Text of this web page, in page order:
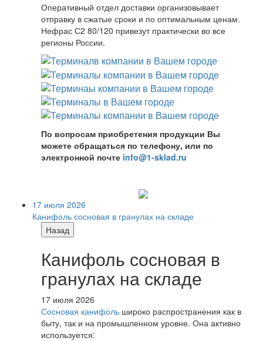
Оперативный отдел доставки организовывает
отправку в сжатые сроки и по оптимальным ценам.
Нефрас С2 80/120 привезут практически во все
регионы России.
По вопросам приобретения продукции Вы
можете обращаться по телефону, или по
электронной почте info@1-sklad.ru
17 июля 2026
Канифоль сосновая в гранулах на складе
Назад
Канифоль сосновая в
гранулах на складе
17 июля 2026
Сосновая канифоль широко распространения как в
быту, так и на промышленном уровне. Она активно
используется: